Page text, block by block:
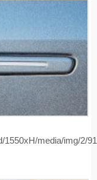
media/img/2/